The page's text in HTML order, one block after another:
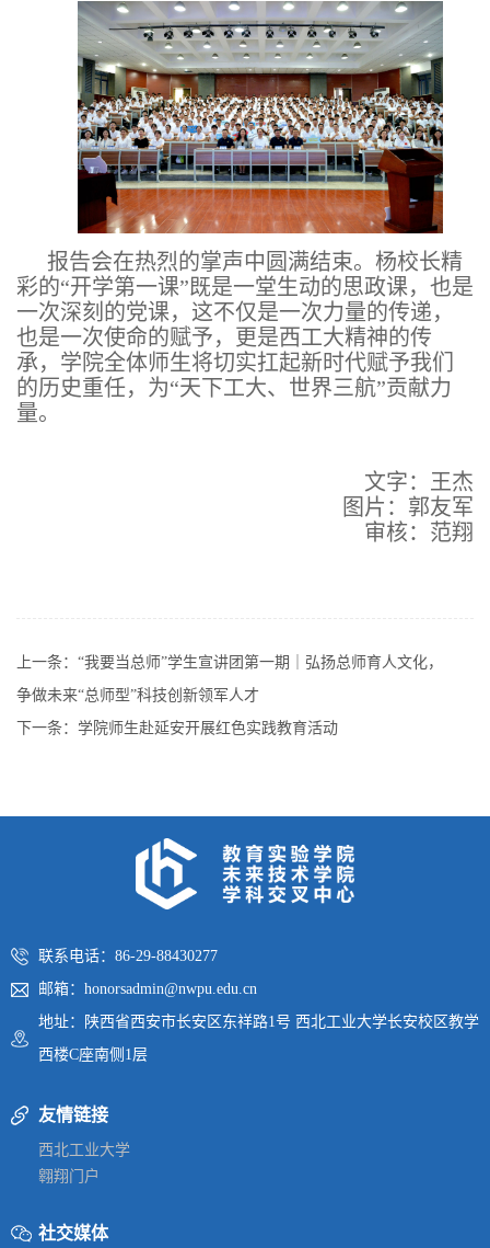
报告会在热烈的掌声中圆满结束。杨校长精
彩的“开学第一课”既是一堂生动的思政课，也是
一次深刻的党课，这不仅是一次力量的传递，
也是一次使命的赋予，更是西工大精神的传
承，学院全体师生将切实扛起新时代赋予我们
的历史重任，为“天下工大、世界三航”贡献力
量。
文字：王杰
图片：郭友军
审核：范翔
上一条： “我要当总师”学生宣讲团第一期｜弘扬总师育人文化，
争做未来“总师型”科技创新领军人才
下一条： 学院师生赴延安开展红色实践教育活动
联系电话：86-29-88430277
邮箱：honorsadmin@nwpu.edu.cn
地址：陕西省西安市长安区东祥路1号 西北工业大学长安校区教学
西楼C座南侧1层
友情链接
西北工业大学
翱翔门户
社交媒体